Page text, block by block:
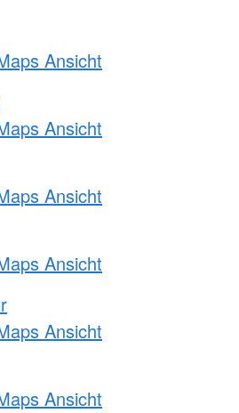
Ansicht
Ansicht
Ansicht
Ansicht
Ansicht
Ansicht